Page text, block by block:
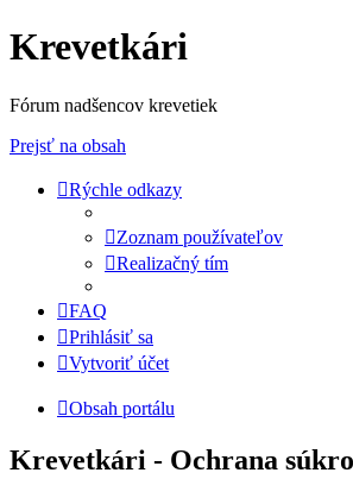
Krevetkári
Fórum nadšencov krevetiek
Prejsť na obsah
Rýchle odkazy
Zoznam používateľov
Realizačný tím
FAQ
Prihlásiť sa
Vytvoriť účet
Obsah portálu
Krevetkári - Ochrana